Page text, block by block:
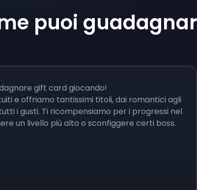
puoi
gift card giocando!
e offriamo tantissimi titoli, dai romantici agli
i gusti. Ti ricompensiamo per i progressi nel
un livello più alto o sconfiggere certi boss.